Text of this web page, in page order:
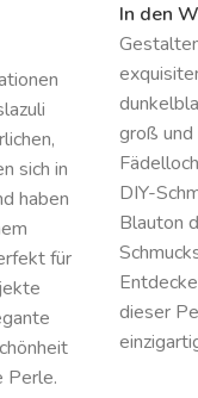
sich in
haben
für
Perle.
In den
groß
DIY-
Blauton
dieser